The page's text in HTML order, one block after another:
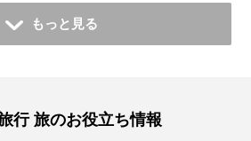
もっと見る
行 旅のお役立ち情報